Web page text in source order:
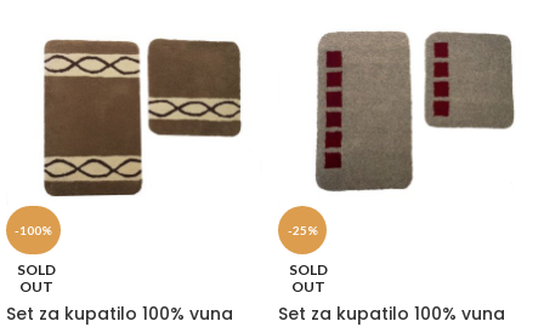
-100%
SOLD
OUT
Set za kupatilo 100% vuna
-25%
SOLD
OUT
Set za kupatilo 100% vuna